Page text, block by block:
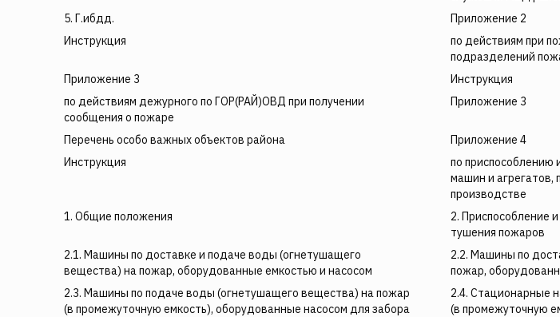
5. Г.ибдд.
Приложение 2
Инструкция
по действиям при
подразделений
Приложение 3
Инструкция
по действиям дежурного по ГОР(РАЙ)ОВД при получении
сообщения о пожаре
Приложение 3
Перечень особо важных объектов района
Приложение 4
Инструкция
по приспособлению
машин и агрегатов,
производстве
1. Общие положения
2. Приспособление
тушения пожаров
2.1. Машины по доставке и подаче воды (огнетушащего
вещества) на пожар, оборудованные емкостью и насосом
2.2. Машины по
пожар,
2.3. Машины по подаче воды (огнетушащего вещества) на пожар
(в промежуточную емкость), оборудованные насосом для забора
2.4. Стационарные
(в промежуточную